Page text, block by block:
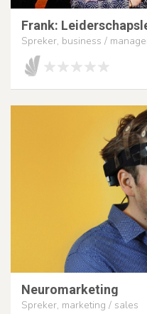
Frank:
Spreker, business /
Neuromarketing
Spreker, marketing / sales